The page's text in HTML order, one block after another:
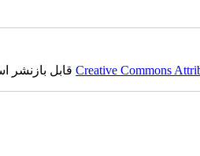
Creative Commonsقابل بازنشر